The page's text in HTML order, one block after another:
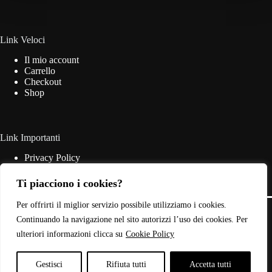
Ti piacciono i cookies?
Per offrirti il miglior servizio possibile utilizziamo i cookies.
Continuando la navigazione nel sito autorizzi l’uso dei cookies. Per
ulteriori informazioni clicca su Cookie Policy
Gestisci Rifiuta tutti Accetta tutti
pagina
prodotto
Link Veloci
Il mio account
Carrello
Checkout
Shop
Link Importanti
Privacy Policy
Termini & Condizioni
Contatti
© 2026 - Web Powered byDylog Italia S.p.A.